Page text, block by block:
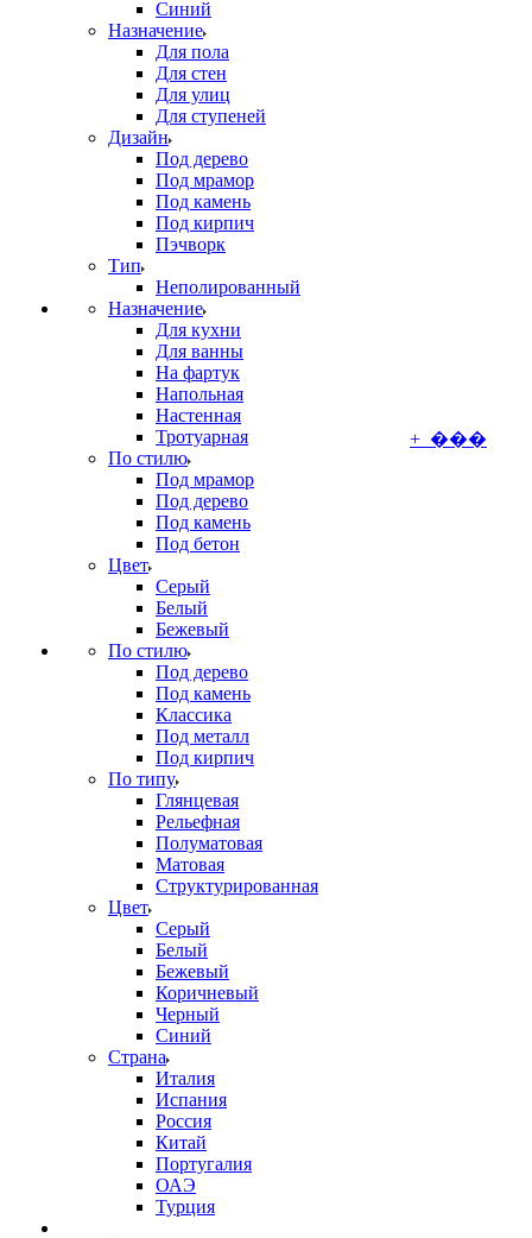
Синий
Назначение
Для пола
Для стен
Для улиц
Для ступеней
Дизайн
Под дерево
Под мрамор
Под камень
Под кирпич
Пэчворк
Тип
Неполированный
Назначение
Для кухни
Для ванны
На фартук
Напольная
Настенная
Тротуарная
По стилю
Под мрамор
Под дерево
Под камень
Под бетон
Цвет
Серый
Белый
Бежевый
По стилю
Под дерево
Под камень
Классика
Под металл
Под кирпич
По типу
Глянцевая
Рельефная
Полуматовая
Матовая
Структурированная
Цвет
Серый
Белый
Бежевый
Коричневый
Черный
Синий
Страна
Италия
Испания
Россия
Китай
Португалия
ОАЭ
Турция
+ ���